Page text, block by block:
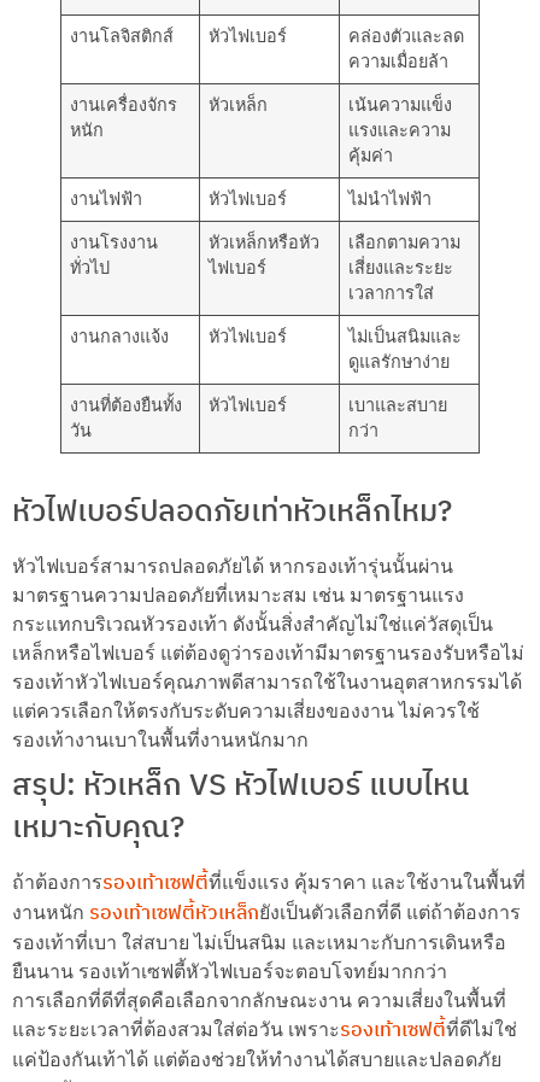
งานโลจิสติกส์ หัวไฟเบอร์
คล่องตัวและลด
ความเมื่อยล้า
งานเครื่องจักร
หนัก
หัวเหล็ก
เน้นความแข็ง
แรงและความ
คุ้มค่า
งานไฟฟ้า หัวไฟเบอร์ ไม่นำไฟฟ้า
งานโรงงาน
ทั่วไป
หัวเหล็กหรือหัว
ไฟเบอร์
เลือกตามความ
เสี่ยงและระยะ
เวลาการใส่
งานกลางแจ้ง หัวไฟเบอร์
ไม่เป็นสนิมและ
ดูแลรักษาง่าย
งานที่ต้องยืนทั้ง
วัน
หัวไฟเบอร์
เบาและสบาย
กว่า
หัวไฟเบอร์ปลอดภัยเท่าหัวเหล็กไหม?
หัวไฟเบอร์สามารถปลอดภัยได้ หากรองเท้ารุ่นนั้นผ่าน
มาตรฐานความปลอดภัยที่เหมาะสม เช่น มาตรฐานแรง
กระแทกบริเวณหัวรองเท้า ดังนั้นสิ่งสำคัญไม่ใช่แค่วัสดุเป็น
เหล็กหรือไฟเบอร์ แต่ต้องดูว่ารองเท้ามีมาตรฐานรองรับหรือไม่
รองเท้าหัวไฟเบอร์คุณภาพดีสามารถใช้ในงานอุตสาหกรรมได้
แต่ควรเลือกให้ตรงกับระดับความเสี่ยงของงาน ไม่ควรใช้
รองเท้างานเบาในพื้นที่งานหนักมาก
สรุป: หัวเหล็ก VS หัวไฟเบอร์ แบบไหน
เหมาะกับคุณ?
ถ้าต้องการรองเท้าเซฟตี้ที่แข็งแรง คุ้มราคา และใช้งานในพื้นที่
งานหนัก รองเท้าเซฟตี้หัวเหล็กยังเป็นตัวเลือกที่ดี แต่ถ้าต้องการ
รองเท้าที่เบา ใส่สบาย ไม่เป็นสนิม และเหมาะกับการเดินหรือ
ยืนนาน รองเท้าเซฟตี้หัวไฟเบอร์จะตอบโจทย์มากกว่า
การเลือกที่ดีที่สุดคือเลือกจากลักษณะงาน ความเสี่ยงในพื้นที่
และระยะเวลาที่ต้องสวมใส่ต่อวัน เพราะรองเท้าเซฟตี้ที่ดีไม่ใช่
แค่ป้องกันเท้าได้ แต่ต้องช่วยให้ทำงานได้สบายและปลอดภัย